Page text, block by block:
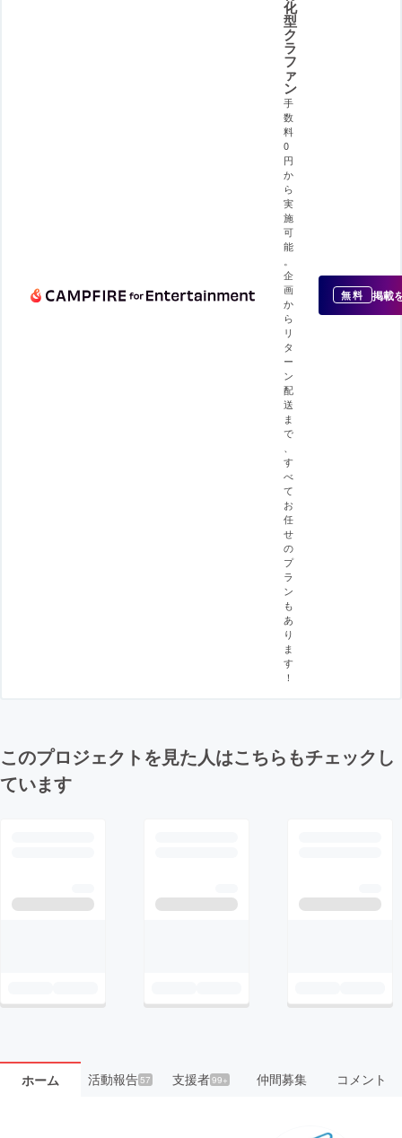
化
型
ク
ラ
フ
ァ
ン
手
数
料
0
円
か
ら
実
施
可
能
企
画
か
ら
リ
タ
ー
ン
配
送
ま
で
す
べ
て
お
任
せ
の
プ
ラ
ン
も
あ
り
ま
す
！
無料 掲載
このプロジェクトを見た人はこちらもチェックし
ています
ホーム 活動報告57 支援者99+ 仲間募集 コメント